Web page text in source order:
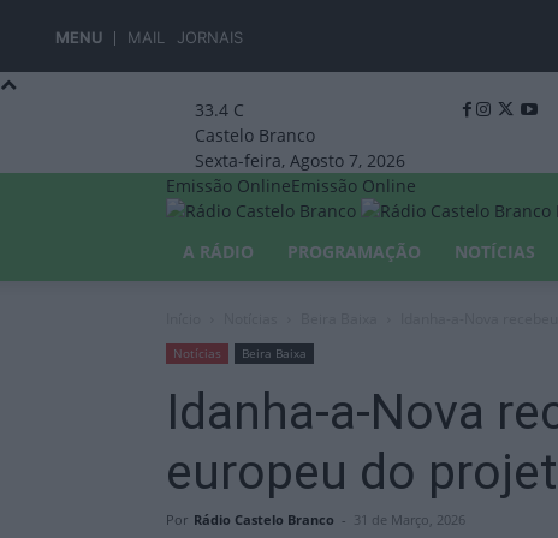
MENU MAIL JORNAIS
33.4 C
Castelo Branco
Sexta-feira, Agosto 7, 2026
Emissão OnlineEmissão Online
A RÁDIO
PROGRAMAÇÃO NOTÍCIAS
Notícias Beira Baixa
Idanha-a-Nova
europeu do
Por Rádio Castelo Branco - 31 de Março, 2026